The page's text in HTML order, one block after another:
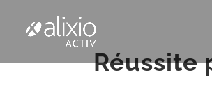
Réussite